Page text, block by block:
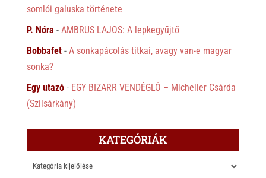
somlói galuska története
P. Nóra - AMBRUS LAJOS: A lepkegyűjtő
Bobbafet- A sonkapácolás titkai, avagy van-e magyar
sonka?
Egy utazó- EGY BIZARR VENDÉGLŐ – Micheller Csárda
(Szilsárkány)
KATEGÓRIÁK
KATEGÓRIÁK